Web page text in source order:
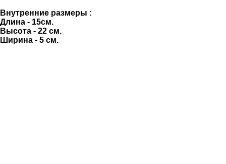
Внутренние размеры :
Длина - 15см.
Высота - 22 см.
Ширина - 5 см.